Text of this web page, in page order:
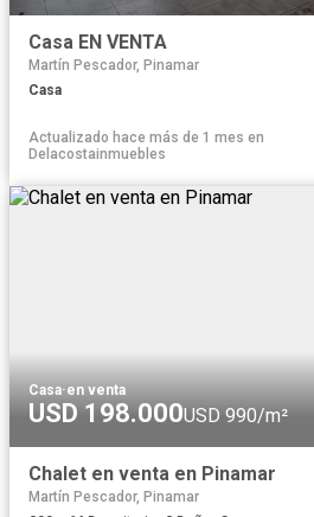
Casa EN VENTA
Martín Pescador, Pinamar
Casa
Actualizado hace más de 1 mes en
Delacostainmuebles
Casa·en venta
USD 198.000USD 990/m²
Chalet en venta en Pinamar
Martín Pescador, Pinamar